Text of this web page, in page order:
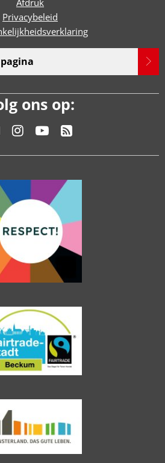
Privacybeleid
ons op: